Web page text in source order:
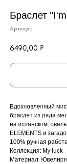
Браслет
Артикул:
6490,00 ₽
Вдохновленный
браслет из ряда
на испанском,
ELEMENTS и
100% ручная
Коллекция: My luck
Материал: